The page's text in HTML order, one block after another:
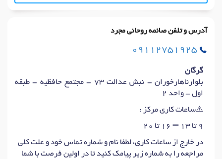
آدرس و تلفن صائمه روحانی مجرد
09112751925
گرگان
بلوارناهارخوران - نبش عدالت 73 - مجتمع حافظیه - طبقه
اول - واحد ۲
⚠️ساعات کاری مرکز :
۹ تا ۱۳ ➖ ۱6 تا ۲۰
در خارج از ساعات کاری، لطفا نام و شماره تماس خود و علت کلی
مراجعه را به شماره زیر پیامک کنید تا در اولین فرصت با شما